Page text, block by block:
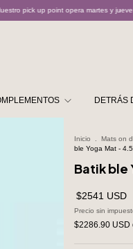
y jueves de 11 a 16hs sin
DETRÁS
Inicio Mats on
ble Yoga Mat -
Batik ble
$2541 USD
Precio sin
$2286.90 USD